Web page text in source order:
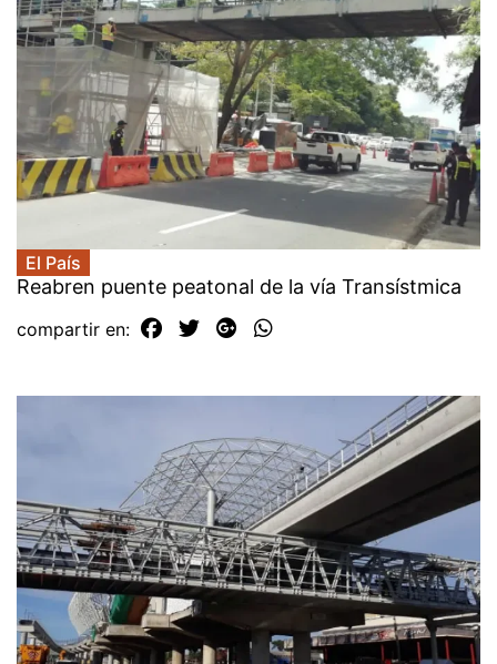
El País
Reabren puente peatonal de la vía Transístmica
compartir en: